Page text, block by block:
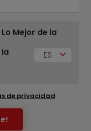
Mejor de la
ES
de privacidad